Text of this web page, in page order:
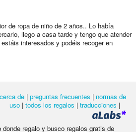
de ropa de niño de 2 años.. Lo había
llego a casa tarde y tengo que atender
interesados y podéis recoger en
de | preguntas frecuentes | normas de
uso | todos los regalos | traducciones |
regalo y busco regalos gratis de